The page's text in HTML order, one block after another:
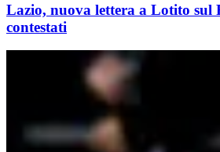
Lazio, nuova lettera a Lotito
contestati